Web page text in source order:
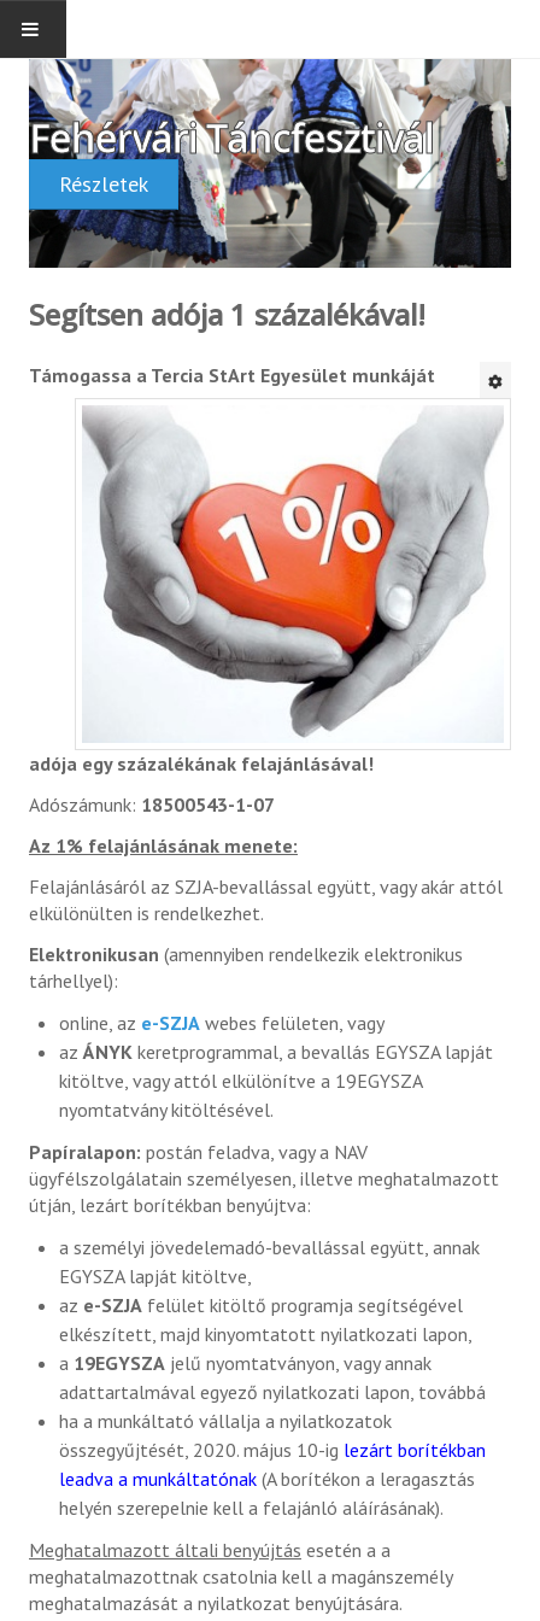
FŐOLDAL
TÁNCFESZTIVÁL
CLLD PROGRAMOK
PROGRAMJAINK
EGY SZÁZALÉK
KAPCSOLAT
FehérváriTáncfesztivál
Részletek
Segítsen adója 1 százalékával!
Támogassa a Tercia StArt Egyesület munkáját
adója egy százalékának felajánlásával!
Adószámunk: 18500543-1-07
Az 1% felajánlásának menete:
Felajánlásáról az SZJA-bevallással együtt, vagy akár attól
elkülönülten is rendelkezhet.
Elektronikusan (amennyiben rendelkezik elektronikus
tárhellyel):
online, az e-SZJA webes felületen, vagy
azÁNYK keretprogrammal, a bevallás EGYSZA lapját
kitöltve, vagy attól elkülönítve a 19EGYSZA
nyomtatvány kitöltésével.
Papíralapon: postán feladva, vagy a NAV
ügyfélszolgálatain személyesen, illetve meghatalmazott
útján, lezárt borítékban benyújtva:
a személyi jövedelemadó-bevallással együtt, annak
EGYSZA lapját kitöltve,
az e-SZJA felület kitöltő programja segítségével
elkészített, majd kinyomtatott nyilatkozati lapon,
a 19EGYSZA jelű nyomtatványon, vagy annak
adattartalmával egyező nyilatkozati lapon, továbbá
ha a munkáltató vállalja a nyilatkozatok
összegyűjtését, 2020. május 10-ig lezárt borítékban
leadva a munkáltatónak (A borítékon a leragasztás
helyén szerepelnie kell a felajánló aláírásának).
Meghatalmazott általi benyújtás esetén a a
meghatalmazottnak csatolnia kell a magánszemély
meghatalmazását a nyilatkozat benyújtására.